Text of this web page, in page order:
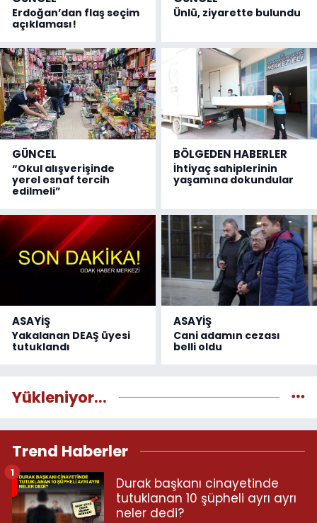
Erdoğan’dan flaş seçim
açıklaması!
Ünlü, ziyarette bulundu
GÜNCEL
“Okul alışverişinde
yerel esnaf tercih
edilmeli”
BÖLGEDEN HABERLER
İhtiyaç sahiplerinin
yaşamına dokundular
ASAYİŞ
Yakalanan DEAŞ üyesi
tutuklandı
ASAYİŞ
Cani adamın cezası
belli oldu
Yükleniyor...
Trend Haberler
Durak başkanı cinayetinde
tutuklanan 10 şüpheli ayrı ayrı
neler dedi?
1